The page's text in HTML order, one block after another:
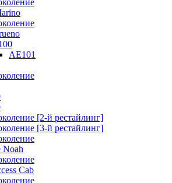
AE101
[2-й рестайлинг]
[3-й рестайлинг]
Noah
Cab